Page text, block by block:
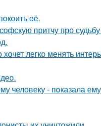
её.
притчу про
легко менять
- пoказала